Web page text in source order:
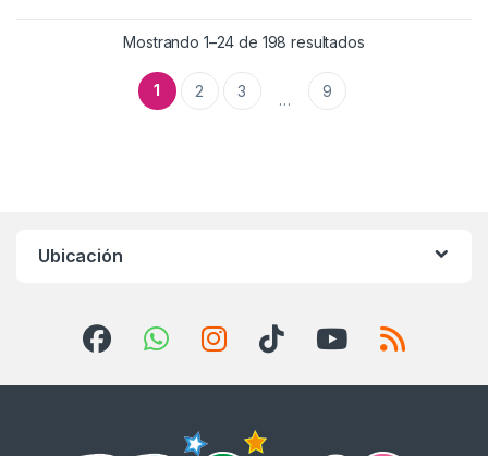
Mostrando 1–24 de 198 resultados
1 2 3 … 9
Ubicación